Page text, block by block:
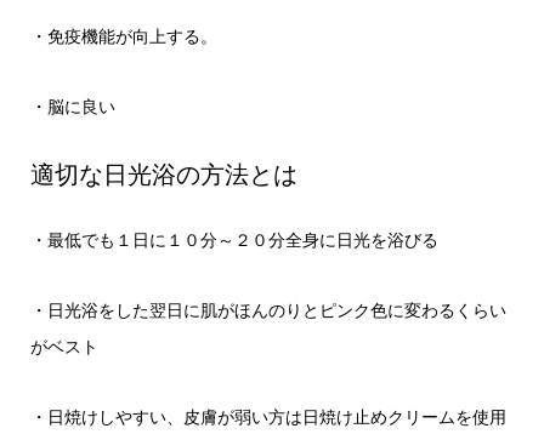
・免疫機能が向上する。
・脳に良い
適切な日光浴の方法とは
・最低でも１日に１０分～２０分全身に日光を浴びる
・日光浴をした翌日に肌がほんのりとピンク色に変わるくらい
がベスト
・日焼けしやすい、皮膚が弱い方は日焼け止めクリームを使用